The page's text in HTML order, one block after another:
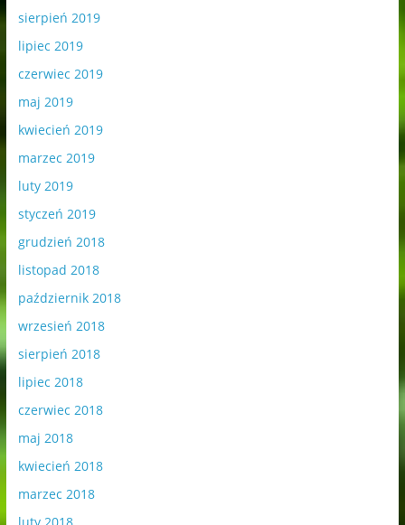
sierpień 2019
lipiec 2019
czerwiec 2019
maj 2019
kwiecień 2019
marzec 2019
luty 2019
styczeń 2019
grudzień 2018
listopad 2018
październik 2018
wrzesień 2018
sierpień 2018
lipiec 2018
czerwiec 2018
maj 2018
kwiecień 2018
marzec 2018